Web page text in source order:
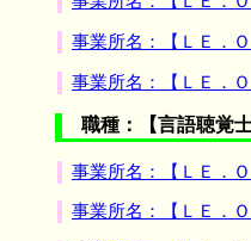
事業所名：【ＬＥ．
事業所名：【ＬＥ．
職種：【言語聴覚
事業所名：【ＬＥ．
事業所名：【ＬＥ．